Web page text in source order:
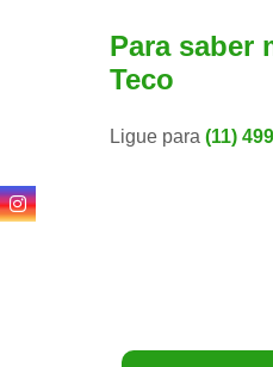
Para saber
Teco
Ligue para (11)